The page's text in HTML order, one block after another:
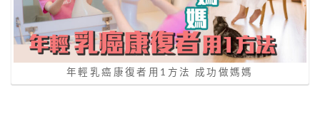
年輕乳癌康復者用1方法 成功做媽媽